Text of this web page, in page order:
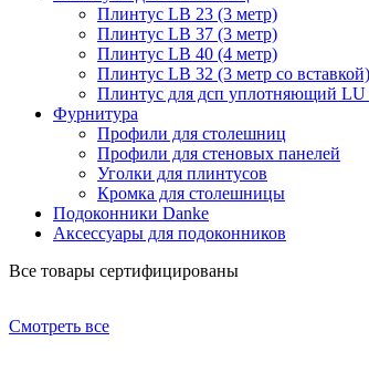
Плинтус LB 23 (3 метр)
Плинтус LB 37 (3 метр)
Плинтус LB 40 (4 метр)
Плинтус LB 32 (3 метр со вставкой)
Плинтус для дсп уплотняющий LU
Фурнитура
Профили для столешниц
Профили для стеновых панелей
Уголки для плинтусов
Кромка для столешницы
Подоконники Danke
Аксессуары для подоконников
Все товары сертифицированы
Смотреть все